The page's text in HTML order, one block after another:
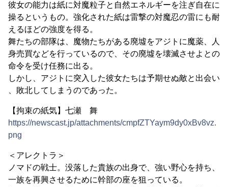
彼女の能力は紙に対魔粒子と自然エネルギーを注ぎ自在に
操るというもの。強化された紙は雷撃の対魔忍の雷にも耐
えるほどの強度を得る。
舞たちの部隊は、魔物たちがある廃墟をアジトに魔薬、人
身売買などを行っているので、その廃墟を壊滅させよとの
命令を受け任務に出る。
しかし、アジトに突入した彼女たちは予期せぬ敵と出会い
、敗北してしまうのであった。
【拘束の紙気】七瀬 舞
https://newscast.jp/attachments/cmpfZTYaym9dy0xBv8vz.
png
＜アレクトラ＞
ノマドの戦士。没落した貴族の出身で、強い野心を持ち、
一族を再興させるために幹部の座を狙っている。